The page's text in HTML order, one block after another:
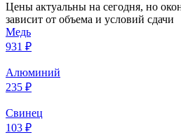
Цены актуальны на сегодня, но
зависит от объема и условий сдачи
Медь
931 ₽
Алюминий
235 ₽
Свинец
103 ₽